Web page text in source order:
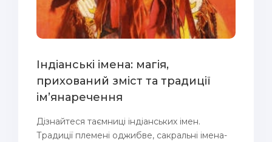
Індіанські імена: магія,
прихований зміст та традиції
ім’янаречення
Дізнайтеся таємниці індіанських імен.
Традиції племені оджибве, сакральні імена-